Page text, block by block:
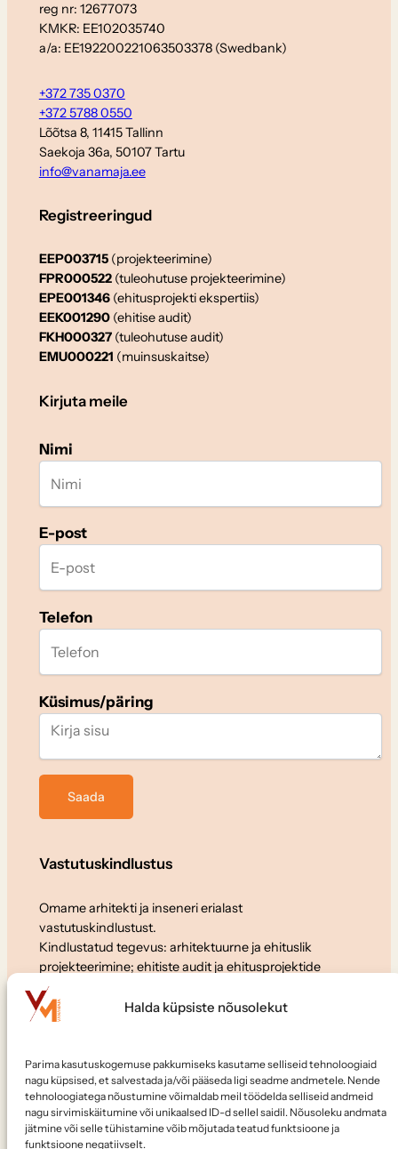
Halda küpsiste nõusolekut
Parima kasutuskogemuse pakkumiseks kasutame selliseid tehnoloogiaid
nagu küpsised, et salvestada ja/või pääseda ligi seadme andmetele. Nende
tehnoloogiatega nõustumine võimaldab meil töödelda selliseid andmeid
nagu sirvimiskäitumine või unikaalsed ID-d sellel saidil. Nõusoleku andmata
jätmine või selle tühistamine võib mõjutada teatud funktsioone ja
funktsioone negatiivselt.
reg nr: 12677073
KMKR: EE102035740
a/a: EE192200221063503378 (Swedbank)
+372 735 0370
+372 5788 0550
Lõõtsa 8, 11415 Tallinn
Saekoja 36a, 50107 Tartu
info@vanamaja.ee
Registreeringud
EEP003715 (projekteerimine)
FPR000522 (tuleohutuse projekteerimine)
EPE001346 (ehitusprojekti ekspertiis)
EEK001290(ehitise audit)
FKH000327 (tuleohutuse audit)
EMU000221 (muinsuskaitse)
Kirjuta meile
Nimi
E-post
Telefon
Küsimus/päring
Vastutuskindlustus
Omame arhitekti ja inseneri erialast
vastutuskindlustust.
Kindlustatud tegevus: arhitektuurne ja ehituslik
projekteerimine; ehitiste audit ja ehitusprojektide
ekspertiis.
Soovid meiega koostööd teha või meile tööle tulla?
Kirjuta:elvo@vanamaja.ee
Jälgi meid